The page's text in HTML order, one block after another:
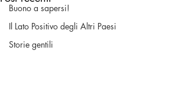
Buono a sapersi!
Il Lato Positivo degli Altri Paesi
Storie gentili